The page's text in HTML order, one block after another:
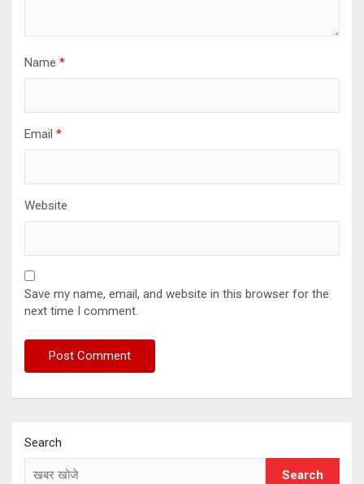
Name *
Email *
Website
Save my name, email, and website in this browser for the
next time I comment.
Search
Search